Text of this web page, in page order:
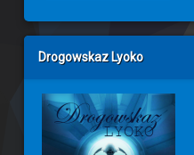
Drogowskaz Lyoko